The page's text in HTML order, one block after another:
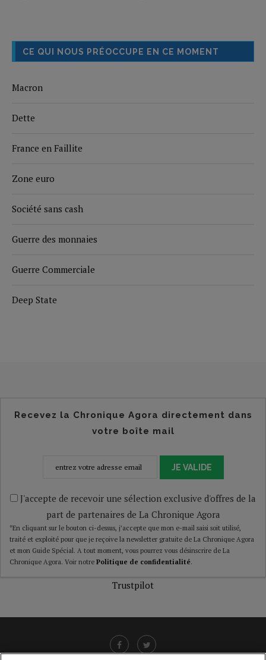
CE QUI NOUS PRÉOCCUPE EN CE MOMENT
Macron
Dette
France en Faillite
Zone euro
Société sans cash
Guerre des monnaies
Guerre Commerciale
Deep State
Recevez la Chronique Agora directement dans
votre boîte mail
JE VALIDE
J'accepte de recevoir une sélection exclusive d'offres de la
part de partenaires de La Chronique Agora
*En cliquant sur le bouton ci-dessus, j’accepte que mon e-mail saisi soit utilisé,
traité et exploité pour que je reçoive la newsletter gratuite de La Chronique Agora
et mon Guide Spécial. A tout moment, vous pourrez vous désinscrire de La
Chronique Agora. Voir notre Politique de confidentialité.
Trustpilot